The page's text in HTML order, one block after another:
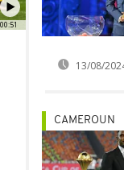
00:51
13/08/
CAMEROUN